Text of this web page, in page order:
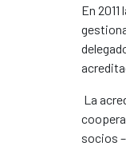
En
La
socios